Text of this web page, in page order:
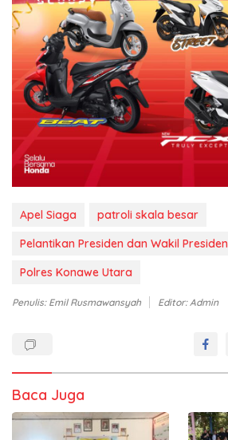
Apel Siaga
patroli skala besar
Pelantikan Presiden dan Wakil Presiden
Polres Konawe Utara
Penulis: Emil Rusmawansyah Editor: Admin
Baca Juga